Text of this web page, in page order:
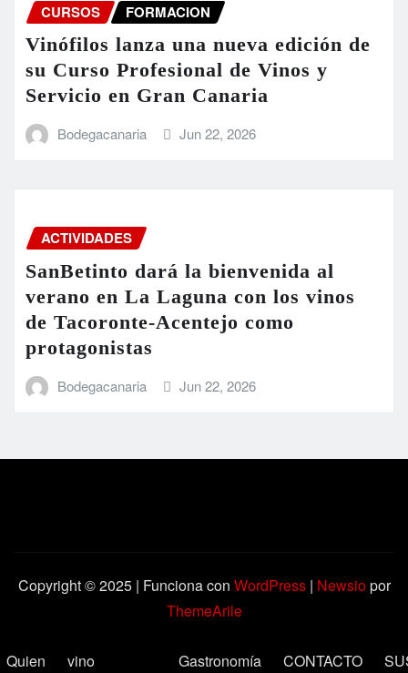
CURSOS FORMACION
Vinófilos lanza una nueva edición de
su Curso Profesional de Vinos y
Servicio en Gran Canaria
Bodegacanaria Jun 22, 2026
ACTIVIDADES
SanBetinto dará la bienvenida al
verano en La Laguna con los vinos
de Tacoronte-Acentejo como
protagonistas
Bodegacanaria Jun 22, 2026
Copyright © 2025 | Funciona con WordPress | Newsiopor
ThemeArile
Quien
vino
Gastronomía CONTACTO